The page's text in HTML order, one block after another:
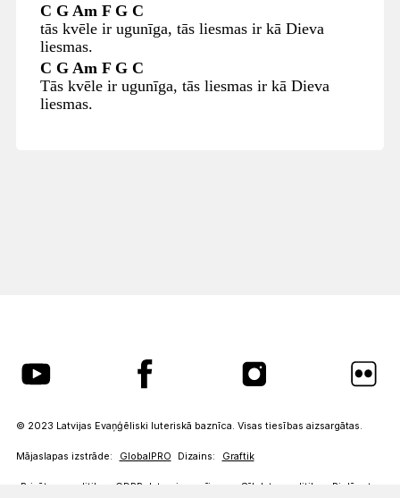
C G Am F G C
tās kvēle ir ugunīga, tās liesmas ir kā Dieva
liesmas.
C G Am F G C
Tās kvēle ir ugunīga, tās liesmas ir kā Dieva
liesmas.
© 2023 Latvijas Evaņģēliski luteriskā baznīca. Visas tiesības aizsargātas.
Mājaslapas izstrāde: GlobalPRO Dizains: Graftik
Privātuma politika GDPR datu pieprasījums Sīkdatņu politika
Pielāgot